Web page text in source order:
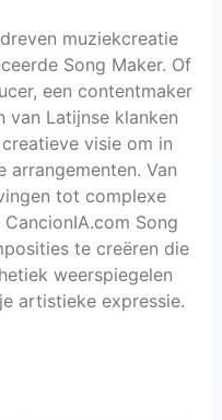
muziekcreatie
Song Maker. Of
een contentmaker
van Latijnse klanken
visie om in
Van
tot complexe
Song
te creëren die
weerspiegelen
artistieke expressie.